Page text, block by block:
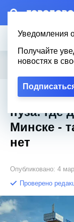
Уведомления
Получайте
новостях в
Новости
Городовой Полезное /
пуза: где
Минске -
нет
Опубликовано: 4
Проверено